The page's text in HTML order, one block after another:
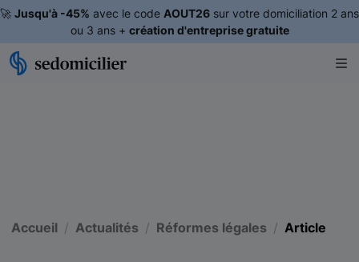
🚀 Jusqu'à -45% avec le code AOUT26 sur votre domiciliation 2 ans
ou 3 ans + création d'entreprise gratuite
Accueil Actualités Réformes légales Article